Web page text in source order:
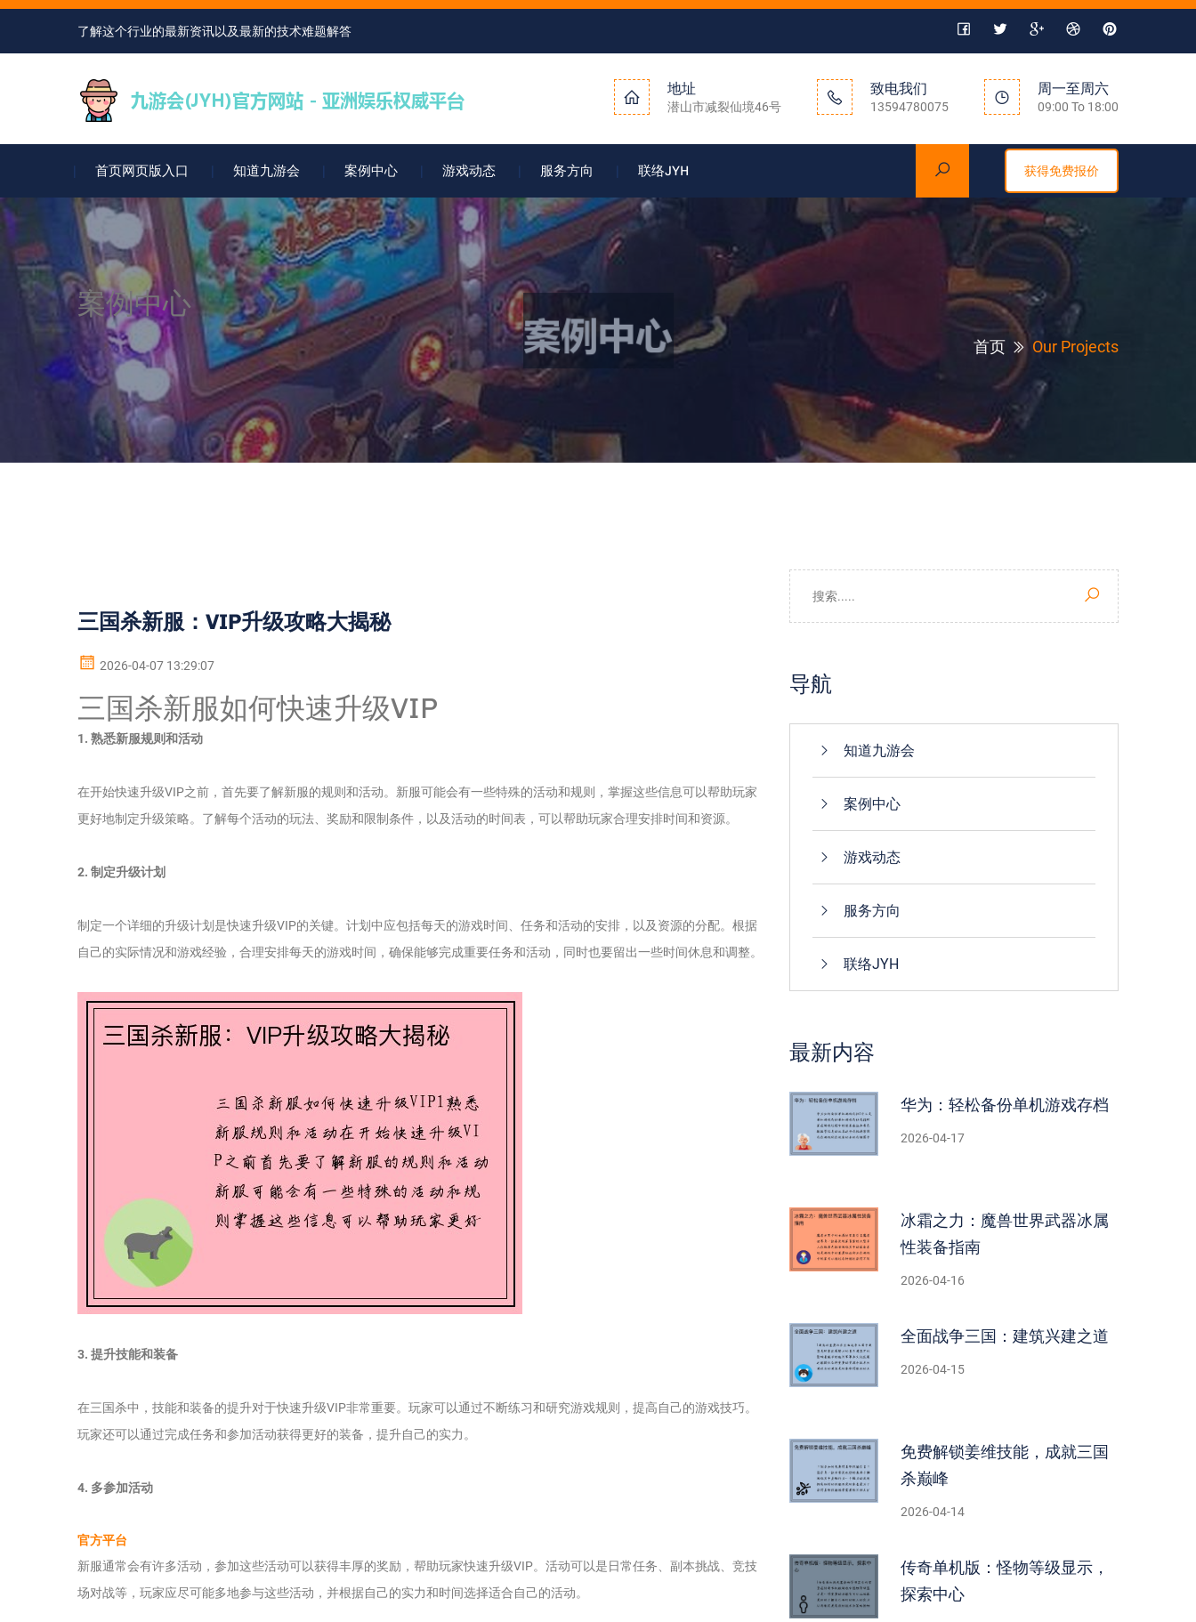
了解这个行业的最新资讯以及最新的技术难题解答
地址
潜山市减裂仙境46号
致电我们
13594780075
周一至周六
09:00 To 18:00
首页网页版入口 知道九游会 案例中心 游戏动态 服务方向 联络JYH 获得免费报价
案例中心
首页 Our Projects
三国杀新服：VIP升级攻略大揭秘
2026-04-07 13:29:07
三国杀新服如何快速升级VIP
1. 熟悉新服规则和活动
在开始快速升级VIP之前，首先要了解新服的规则和活动。新服可能会有一些特殊的活动和规则，掌握这些信息可以帮助玩家
更好地制定升级策略。了解每个活动的玩法、奖励和限制条件，以及活动的时间表，可以帮助玩家合理安排时间和资源。
2. 制定升级计划
制定一个详细的升级计划是快速升级VIP的关键。计划中应包括每天的游戏时间、任务和活动的安排，以及资源的分配。根据
自己的实际情况和游戏经验，合理安排每天的游戏时间，确保能够完成重要任务和活动，同时也要留出一些时间休息和调整。
3. 提升技能和装备
在三国杀中，技能和装备的提升对于快速升级VIP非常重要。玩家可以通过不断练习和研究游戏规则，提高自己的游戏技巧。
玩家还可以通过完成任务和参加活动获得更好的装备，提升自己的实力。
4. 多参加活动
官方平台
新服通常会有许多活动，参加这些活动可以获得丰厚的奖励，帮助玩家快速升级VIP。活动可以是日常任务、副本挑战、竞技
场对战等，玩家应尽可能多地参与这些活动，并根据自己的实力和时间选择适合自己的活动。
导航
知道九游会
案例中心
游戏动态
服务方向
联络JYH
最新内容
华为：轻松备份单机游戏存档
2026-04-17
冰霜之力：魔兽世界武器冰属
性装备指南
2026-04-16
全面战争三国：建筑兴建之道
2026-04-15
免费解锁姜维技能，成就三国
杀巅峰
2026-04-14
传奇单机版：怪物等级显示，
探索中心